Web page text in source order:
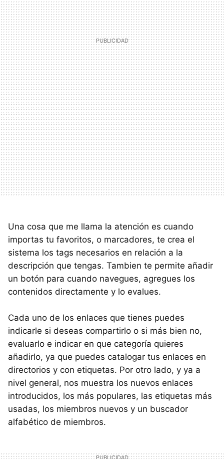
Una cosa que me llama la atención es cuando
importas tu favoritos, o marcadores, te crea el
sistema los tags necesarios en relación a la
descripción que tengas. Tambien te permite añadir
un botón para cuando navegues, agregues los
contenidos directamente y lo evalues.
Cada uno de los enlaces que tienes puedes
indicarle si deseas compartirlo o si más bien no,
evaluarlo e indicar en que categoría quieres
añadirlo, ya que puedes catalogar tus enlaces en
directorios y con etiquetas. Por otro lado, y ya a
nivel general, nos muestra los nuevos enlaces
introducidos, los más populares, las etiquetas más
usadas, los miembros nuevos y un buscador
alfabético de miembros.